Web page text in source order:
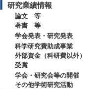
研究業績情報
論文 等
著書 等
学会発表・研究発表
科学研究費助成事業
外部資金（科研費以外）
受賞
学会・研究会等の開催
その他学術研究活動